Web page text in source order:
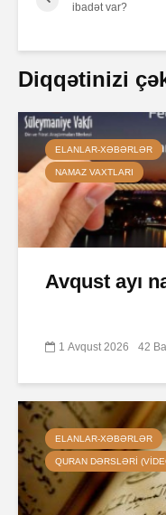
ibadət var?
Diqqətinizi
ELANLAR-XƏBƏRLƏR
NAMAZ VAXTLARI
Avqust ayı
1 Avqust 2026 42
ELANLAR-XƏBƏRLƏR
QURAN DƏRSLƏRI